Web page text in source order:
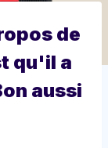
de
qu'il a
aussi